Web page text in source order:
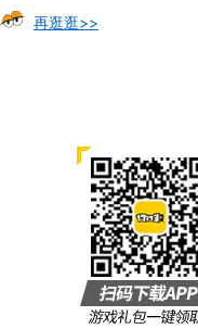
再逛逛>>